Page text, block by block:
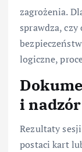
zagrożenia.
sprawdza, czy
logiczne,
i
Rezultaty
postaci kart